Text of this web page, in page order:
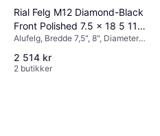
Rial Felg M12 Diamond-Black
Front Polished 7.5 x 18 5 112
ET44
Alufelg, Bredde 7,5", 8", Diameter
2 514 kr
2 butikker